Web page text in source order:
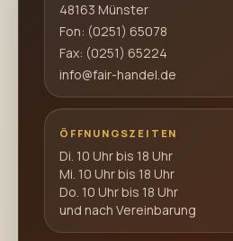
48163 Münster
Fon: (0251) 65078
Fax: (0251) 65224
info@fair-handel.de
ÖFFNUNGSZEITEN
Di. 10 Uhr bis 18 Uhr
Mi. 10 Uhr bis 18 Uhr
Do. 10 Uhr bis 18 Uhr
und nach Vereinbarung